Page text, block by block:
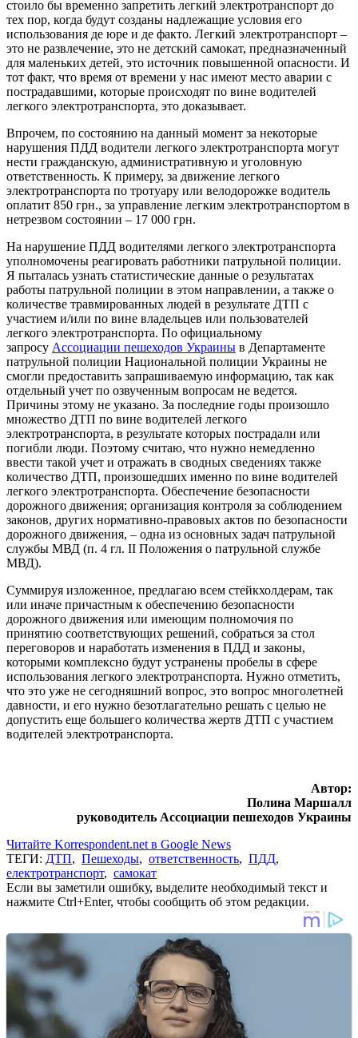
стоило бы временно запретить легкий электротранспорт до
тех пор, когда будут созданы надлежащие условия его
использования де юре и де факто. Легкий электротранспорт –
это не развлечение, это не детский самокат, предназначенный
для маленьких детей, это источник повышенной опасности. И
тот факт, что время от времени у нас имеют место аварии с
пострадавшими, которые происходят по вине водителей
легкого электротранспорта, это доказывает.
Впрочем, по состоянию на данный момент за некоторые
нарушения ПДД водители легкого электротранспорта могут
нести гражданскую, административную и уголовную
ответственность. К примеру, за движение легкого
электротранспорта по тротуару или велодорожке водитель
оплатит 850 грн., за управление легким электротранспортом в
нетрезвом состоянии – 17 000 грн.
На нарушение ПДД водителями легкого электротранспорта
уполномочены реагировать работники патрульной полиции.
Я пыталась узнать статистические данные о результатах
работы патрульной полиции в этом направлении, а также о
количестве травмированных людей в результате ДТП с
участием и/или по вине владельцев или пользователей
легкого электротранспорта. По официальному
запросу Ассоциации пешеходов Украины в Департаменте
патрульной полиции Национальной полиции Украины не
смогли предоставить запрашиваемую информацию, так как
отдельный учет по озвученным вопросам не ведется.
Причины этому не указано. За последние годы произошло
множество ДТП по вине водителей легкого
электротранспорта, в результате которых пострадали или
погибли люди. Поэтому считаю, что нужно немедленно
ввести такой учет и отражать в сводных сведениях также
количество ДТП, произошедших именно по вине водителей
легкого электротранспорта. Обеспечение безопасности
дорожного движения; организация контроля за соблюдением
законов, других нормативно-правовых актов по безопасности
дорожного движения, – одна из основных задач патрульной
службы МВД (п. 4 гл. II Положения о патрульной службе
МВД).
Суммируя изложенное, предлагаю всем стейкхолдерам, так
или иначе причастным к обеспечению безопасности
дорожного движения или имеющим полномочия по
принятию соответствующих решений, собраться за стол
переговоров и наработать изменения в ПДД и законы,
которыми комплексно будут устранены пробелы в сфере
использования легкого электротранспорта. Нужно отметить,
что это уже не сегодняшний вопрос, это вопрос многолетней
давности, и его нужно безотлагательно решать с целью не
допустить еще большего количества жертв ДТП с участием
водителей электротранспорта.
Автор:
Полина Маршалл
руководитель Ассоциации пешеходов Украины
Читайте Korrespondent.net в Google News
ТЕГИ: ДТП, Пешеходы, ответственность, ПДД,
електротранспорт, самокат
Если вы заметили ошибку, выделите необходимый текст и
нажмите Ctrl+Enter, чтобы сообщить об этом редакции.